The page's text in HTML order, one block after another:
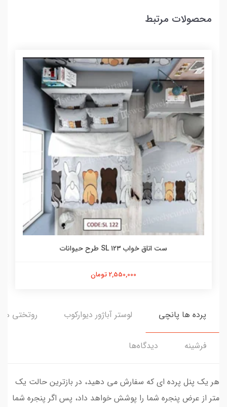
محصولات مرتبط
ست اتاق خواب ۱۲۳ SL طرح حیوانات
2,550,000 تومان
پرده ها پانچی لوستر آباژور دیوارکوب روتختی ها
فرشینه دیدگاه‌ها
هر یک پنل پرده ای که سفارش می دهید، در بازترین حالت یک
متر از عرض پنجره شما را پوشش خواهد داد، پس اگر پنجره شما